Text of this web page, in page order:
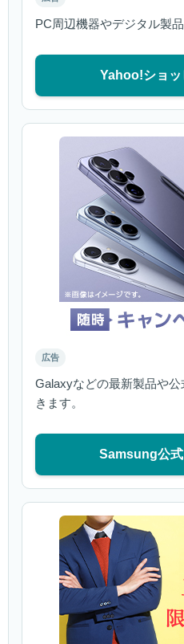
PC周辺機器やデジタル製
Yahoo!ショ
広告
Galaxyなどの最新製品や
きます。
Samsung公